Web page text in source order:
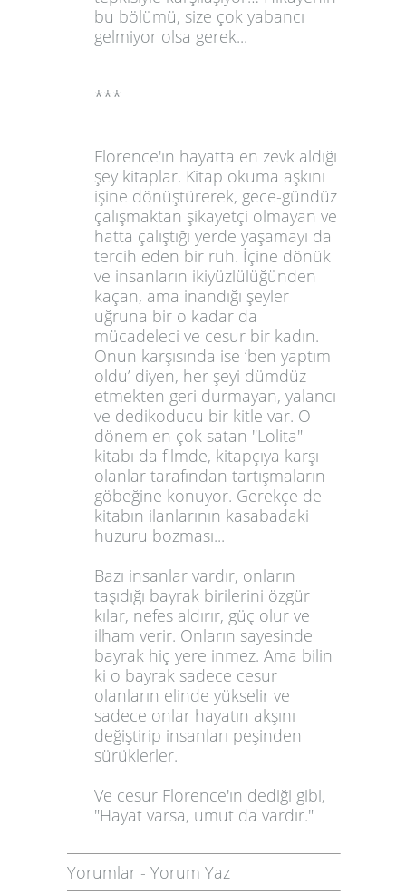
bu bölümü, size çok yabancı
gelmiyor olsa gerek...
***
Florence'ın hayatta en zevk aldığı
şey kitaplar. Kitap okuma aşkını
işine dönüştürerek, gece-gündüz
çalışmaktan şikayetçi olmayan ve
hatta çalıştığı yerde yaşamayı da
tercih eden bir ruh. İçine dönük
ve insanların ikiyüzlülüğünden
kaçan, ama inandığı şeyler
uğruna bir o kadar da
mücadeleci ve cesur bir kadın.
Onun karşısında ise ‘ben yaptım
oldu’ diyen, her şeyi dümdüz
etmekten geri durmayan, yalancı
ve dedikoducu bir kitle var. O
dönem en çok satan "Lolita"
kitabı da filmde, kitapçıya karşı
olanlar tarafından tartışmaların
göbeğine konuyor. Gerekçe de
kitabın ilanlarının kasabadaki
huzuru bozması...
Bazı insanlar vardır, onların
taşıdığı bayrak birilerini özgür
kılar, nefes aldırır, güç olur ve
ilham verir. Onların sayesinde
bayrak hiç yere inmez. Ama bilin
ki o bayrak sadece cesur
olanların elinde yükselir ve
sadece onlar hayatın akşını
değiştirip insanları peşinden
sürüklerler.
Ve cesur Florence'ın dediği gibi,
"Hayat varsa, umut da vardır."
Yorumlar - Yorum Yaz